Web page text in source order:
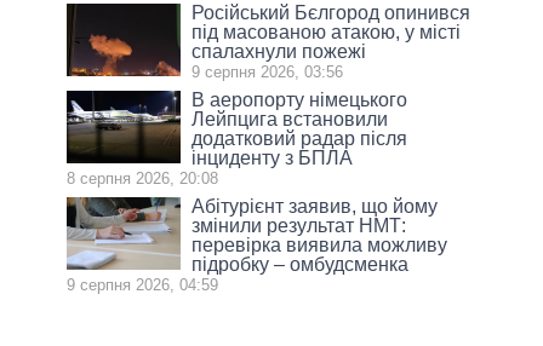
Російський Бєлгород опинився
під масованою атакою, у місті
спалахнули пожежі
9 серпня 2026, 03:56
В аеропорту німецького
Лейпцига встановили
додатковий радар після
інциденту з БПЛА
8 серпня 2026, 20:08
Абітурієнт заявив, що йому
змінили результат НМТ:
перевірка виявила можливу
підробку – омбудсменка
9 серпня 2026, 04:59